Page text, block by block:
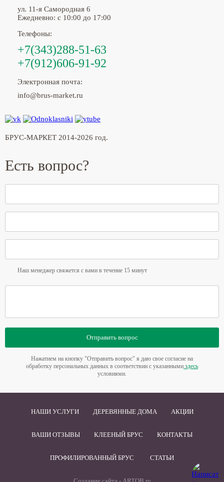
ул. 11-я Самородная 6
Ежедневно: с 10:00 до 17:00
Телефоны:
+7(343)288-51-63
+7(912)606-91-92
Электронная почта:
info@brus-market.ru
БРУС-МАРКЕТ 2014-2026 год.
Есть вопрос?
Наш менеджер свяжется с вами в течение 15 минут
Отправить вопрос
Нажатием на кнопку "Отправить вопрос" я даю свое согласие на
обработку персональных данных в соответствии с указанными здесь
условиями.
НАШИ УСЛУГИ ДЕРЕВЯННЫЕ ДОМА АКЦИИ
ВАШИ ОТЗЫВЫ КЛЕЕНЫЙ БРУС КОНТАКТЫ
ПРОФИЛИРОВАННЫЙ БРУС СТАТЬИ